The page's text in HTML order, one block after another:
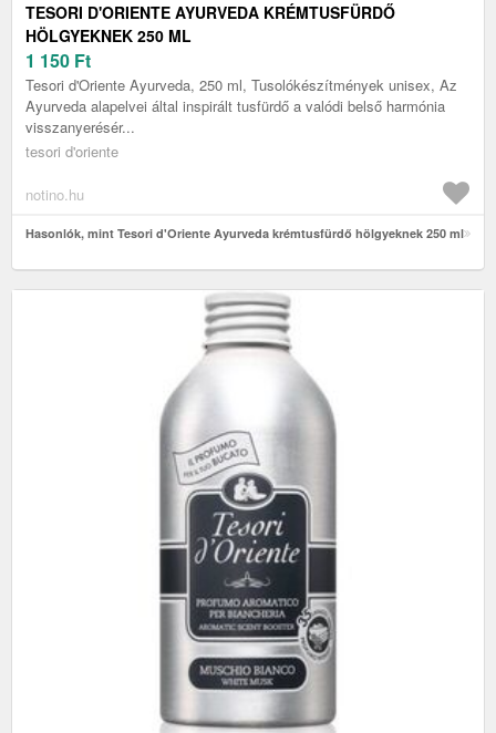
TESORI D'ORIENTE AYURVEDA KRÉMTUSFÜRDŐ
HÖLGYEKNEK 250 ML
1 150 Ft
Tesori d'Oriente Ayurveda, 250 ml, Tusolókészítmények unisex, Az
Ayurveda alapelvei által inspirált tusfürdő a valódi belső harmónia
visszanyerésér...
tesori d'oriente
notino.hu
Hasonlók, mint Tesori d'Oriente Ayurveda krémtusfürdő hölgyeknek 250 ml